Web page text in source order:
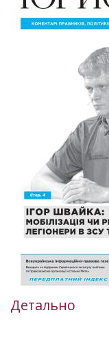
Детально